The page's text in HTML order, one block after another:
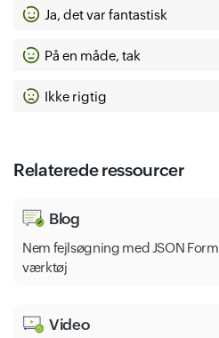
Ja, det var fantastisk
På en måde, tak
Ikke rigtig
Relaterede ressourcer
Blog
Nem fejlsøgning med JSON
værktøj
Video